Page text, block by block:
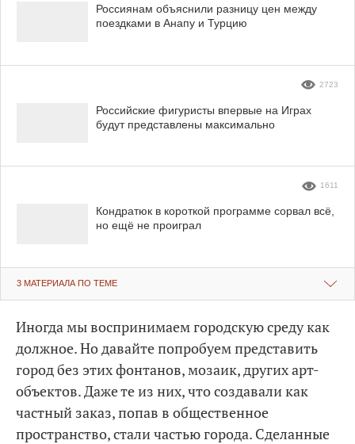
Россиянам объяснили разницу цен между
поездками в Анапу и Турцию
Российские фигуристы впервые на Играх
будут представлены максимально
2723
Кондратюк в короткой программе сорвал всё,
но ещё не проиграл
1611
3 МАТЕРИАЛА ПО ТЕМЕ
Иногда мы воспринимаем городскую среду как
должное. Но давайте попробуем представить
город без этих фонтанов, мозаик, других арт-
объектов. Даже те из них, что создавали как
частный заказ, попав в общественное
пространство, стали частью города. Сделанные